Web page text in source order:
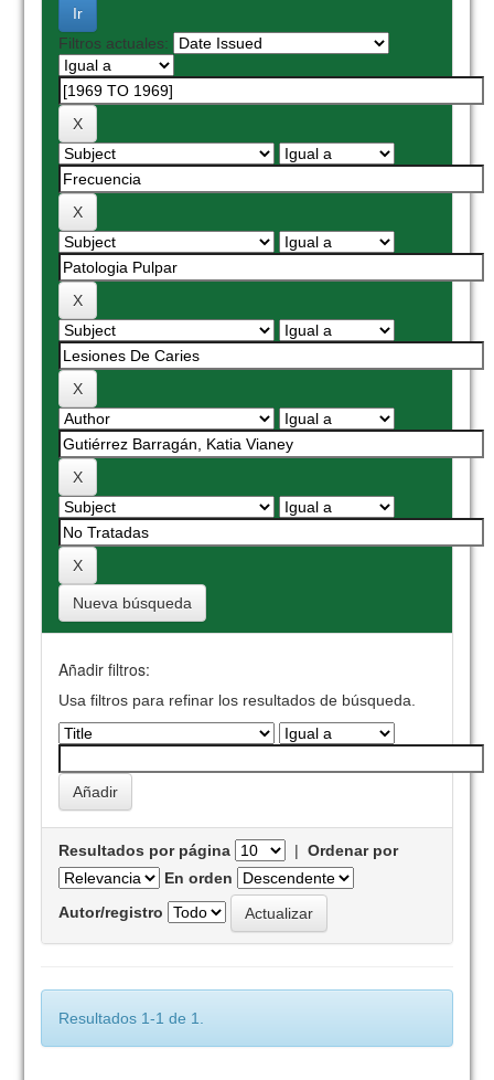
Filtros actuales:
Nueva búsqueda
Añadir filtros:
Usa filtros para refinar los resultados de búsqueda.
Resultados por página |Ordenar por
En orden
Autor/registro
Resultados 1-1 de 1.